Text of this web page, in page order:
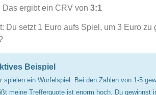
Das ergibt ein CRV von 3:1
Du setzt 1 Euro aufs Spiel, um 3 Euro zu
Beispiel
spielen ein Würfelspiel. Bei den Zahlen von 1-5
meine Trefferquote ist enorm hoch. Du gewinnst